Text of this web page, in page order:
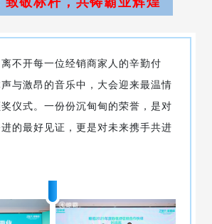
开每一位经销商家人的辛勤付
与激昂的音乐中，大会迎来最温情
仪式。一份份沉甸甸的荣誉，是对
的最好见证，更是对未来携手共进